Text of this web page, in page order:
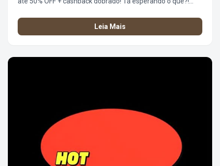
#ÓticaChilliBeans #Descontos #OlharComAtitude
#EstiloQueTransforma
Leia Mais